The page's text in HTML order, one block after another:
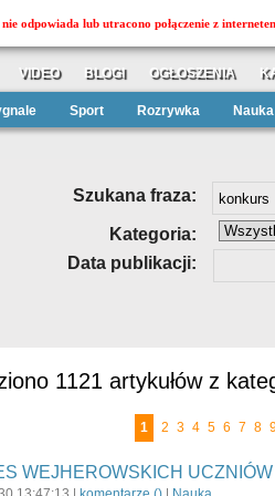
VIDEO BLOGI OGŁOSZENIA
Sport Rozrywka Nauka
Szukana fraza:
Kategoria:
Data publikacji:
1121 artykułów z
1 2 3 4 5 6 7 8
WEJHEROWSKICH UCZNIÓW
odpowiada lub utracono połączenie z